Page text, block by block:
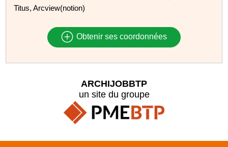
Titus, Arcview(notion)
Obtenir ses coordonnées
ARCHIJOBBTP
un site du groupe